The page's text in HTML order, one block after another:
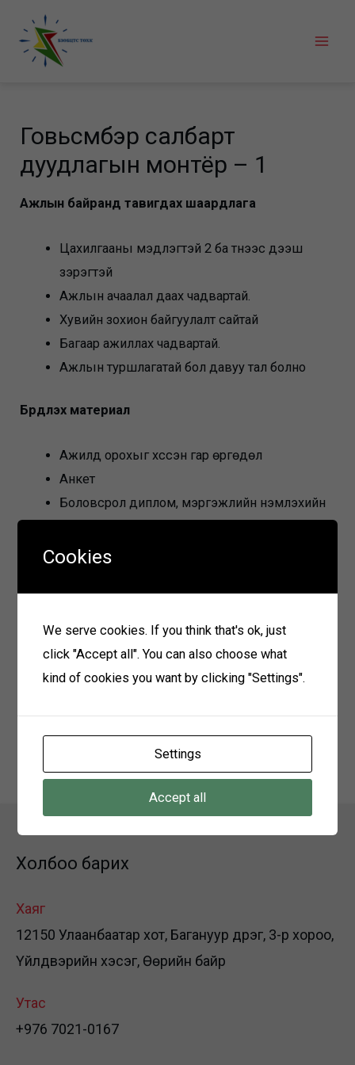
content
Говьсүмбэр салбарт
дуудлагын монтёр – 1
Ажлын байранд тавигдах шаардлага
Цахилгааны мэдлэгтэй 2 ба түүнээс дээш
зэрэгтэй
Ажлын ачаалал даах чадвартай.
Хувийн зохион байгуулалт сайтай
Багаар ажиллах чадвартай.
Ажлын туршлагатай бол давуу тал болно
Бүрдүүлэх материал
Ажилд орохыг хүссэн гар өргөдөл
Анкет
Боловсрол диплом, мэргэжлийн үнэмлэхийн
Иргэний үнэмлэхийн хуулбар
2025 оны 01 дүгээр сарын 31-ны өдөр хүртэл
Холбоо барих: 91117103
Холбоо барих
Хаяг
12150 Улаанбаатар хот, Багануур дүүрэг, 3-р хороо,
Үйлдвэрийн хэсэг, Өөрийн байр
Утас
+976 7021-0167
Cookies
We serve cookies. If you think that's ok, just
click "Accept all". You can also choose what
kind of cookies you want by clicking "Settings".
Settings
Accept all